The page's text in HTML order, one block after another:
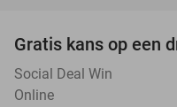
Gratis kans op een
Social Deal Win
Online